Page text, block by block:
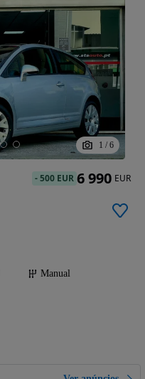
1 / 6
Manual
-500 EUR 6 990 EUR